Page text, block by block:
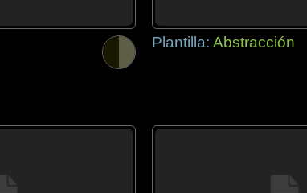
Plantilla: Abstracción